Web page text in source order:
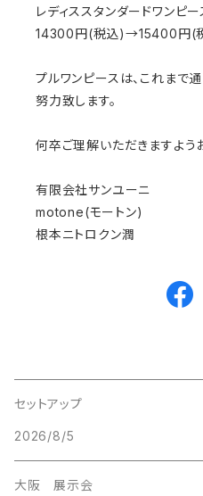
レディススタンダードワンピ
14300円(税込)→15400円(
プルワンピースは、これまで
努力致します。
何卒ご理解いただきますよう
有限会社サンユーニ
motone(モートン)
根本ニトロクン潤
セットアップ
2026/8/5
大阪 展示会